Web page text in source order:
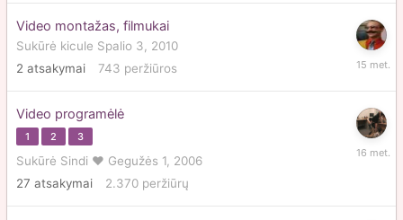
Video montažas, filmukai
Sukūrė kicule Spalio 3, 2010
2 atsakymai 743 peržiūros
Spalio
Video programėlė
1 2 3
Sukūrė Sindi ♥ Gegužės 1, 2006
27 atsakymai 2.370 peržiūrų